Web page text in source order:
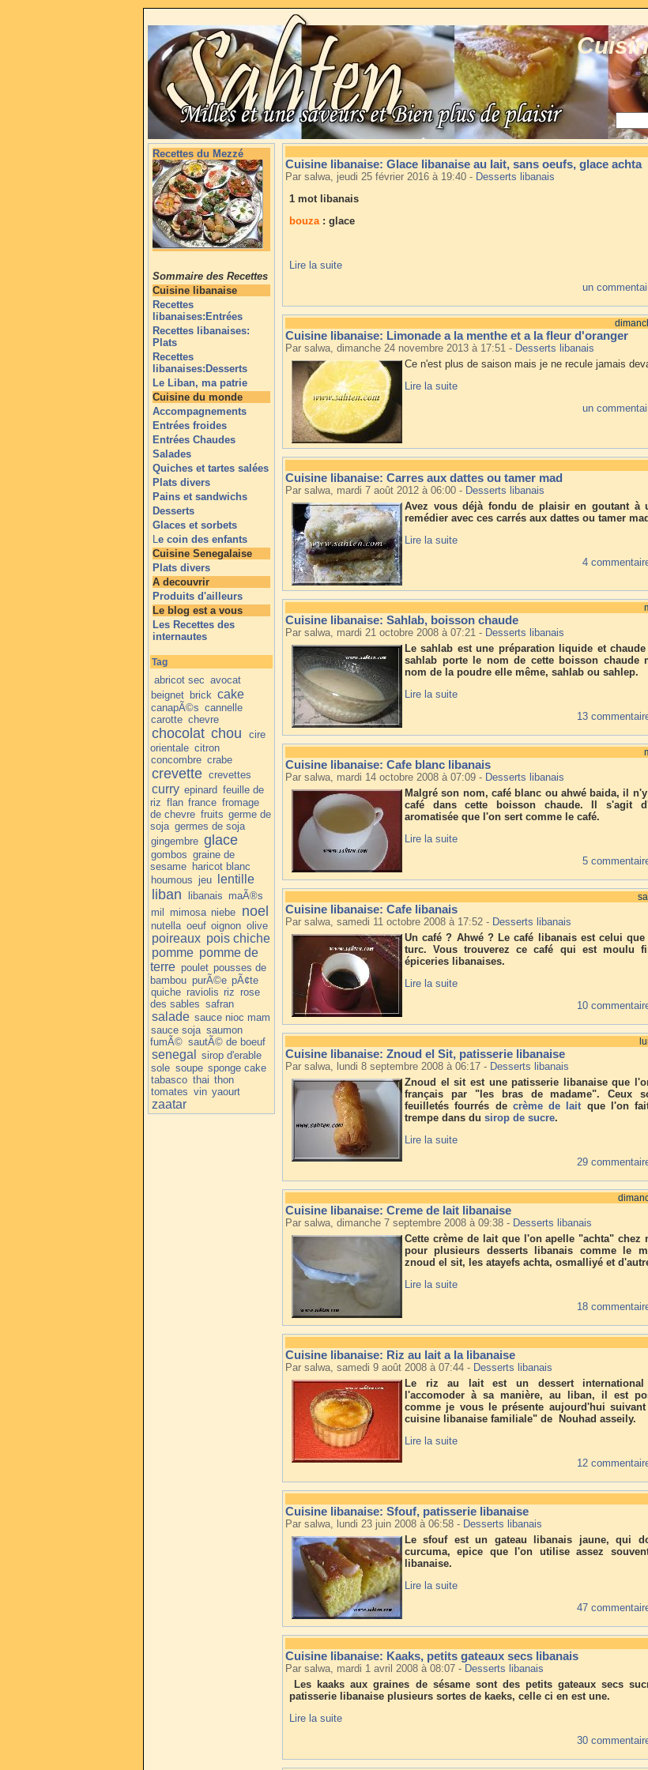
Recettes du Mezzé
Sommaire des Recettes
Cuisine libanaise
Recettes
libanaises:Entrées
Recettes libanaises:
Plats
Recettes
libanaises:Desserts
Le Liban, ma patrie
Cuisine du monde
Accompagnements
Entrées froides
Entrées Chaudes
Salades
Quiches et tartes salées
Plats divers
Pains et sandwichs
Desserts
Glaces et sorbets
Le coin des enfants
Cuisine Senegalaise
Plats divers
A decouvrir
Produits d'ailleurs
Le blog est a vous
Les Recettes des
internautes
Tag
abricot sec avocat
beignet brick cake
canapÃ©s cannelle
carotte chevre
chocolat chou
cire
orientale citron
concombre crabe
crevette crevettes
curry epinard feuille de
riz flan france fromage
de chevre fruits germe de
soja germes de soja
gingembre glace
gombos graine de
sesame haricot blanc
houmous jeu lentille
liban libanais maÃ®s
mil mimosa niebe noel
nutella oeuf oignon olive
poireaux pois chiche
pomme pomme de
terre poulet pousses de
bambou purÃ©e pÃ¢te
quiche raviolis riz rose
des sables safran
salade sauce nioc mam
sauce soja saumon
fumÃ© sautÃ© de boeuf
senegal
sirop d'erable
sole soupe sponge cake
tabasco thai thon
tomates vin yaourt
zaatar
Cuisine libanaise: Glace libanaise au lait, sans oeufs, glace achta
Par salwa, jeudi 25 février 2016 à 19:40 - Desserts libanais
1 mot libanais
bouza: glace
Lire la suite
un
Cuisine libanaise: Limonade a la menthe et a la fleur d'oranger
Par salwa, dimanche 24 novembre 2013 à 17:51 - Desserts libanais
Ce n'est plus de saison mais je ne recule jamais
Lire la suite
un
Cuisine libanaise: Carres aux dattes ou tamer mad
Par salwa, mardi 7 août 2012 à 06:00 - Desserts libanais
Avez vous déjà fondu de plaisir en goutant
remédier avec ces carrés aux dattes ou tamer
Lire la suite
4
Cuisine libanaise: Sahlab, boisson chaude
Par salwa, mardi 21 octobre 2008 à 07:21 - Desserts libanais
Le sahlab est une préparation liquide et
sahlab porte le nom de cette boisson chaude
nom de la poudre elle même, sahlab ou sahlep.
Lire la suite
13
Cuisine libanaise: Cafe blanc libanais
Par salwa, mardi 14 octobre 2008 à 07:09 - Desserts libanais
Malgré son nom, café blanc ou ahwé baida, il
café dans cette boisson chaude. Il s'agit
aromatisée que l'on sert comme le café.
Lire la suite
5
Cuisine libanaise: Cafe libanais
Par salwa, samedi 11 octobre 2008 à 17:52 - Desserts libanais
Un café ? Ahwé ? Le café libanais est celui
turc. Vous trouverez ce café qui est moulu
épiceries libanaises.
Lire la suite
10
Cuisine libanaise: Znoud el Sit, patisserie libanaise
Par salwa, lundi 8 septembre 2008 à 06:17 - Desserts libanais
Znoud el sit est une patisserie libanaise que
français par "les bras de madame". Ceux
feuilletés fourrés de crème de laitque l'on
trempe dans du sirop de sucre.
Lire la suite
29
Cuisine libanaise: Creme de lait libanaise
Par salwa, dimanche 7 septembre 2008 à 09:38 - Desserts libanais
Cette crème de lait que l'on apelle "achta" chez
pour plusieurs desserts libanais comme le
znoud el sit, les atayefs achta, osmalliyé et
Lire la suite
18
Cuisine libanaise: Riz au lait a la libanaise
Par salwa, samedi 9 août 2008 à 07:44 - Desserts libanais
Le riz au lait est un dessert
l'accomoder à sa manière, au liban, il est
comme je vous le présente aujourd'hui
cuisine libanaise familiale" de Nouhad asseily.
Lire la suite
12
Cuisine libanaise: Sfouf, patisserie libanaise
Par salwa, lundi 23 juin 2008 à 06:58 - Desserts libanais
Le sfouf est un gateau libanais jaune, qui
curcuma, epice que l'on utilise assez
libanaise.
Lire la suite
47
Cuisine libanaise: Kaaks, petits gateaux secs libanais
Par salwa, mardi 1 avril 2008 à 08:07 - Desserts libanais
Les kaaks aux graines de sésame sont des petits gateaux secs
patisserie libanaise plusieurs sortes de kaeks, celle ci en est une.
Lire la suite
30